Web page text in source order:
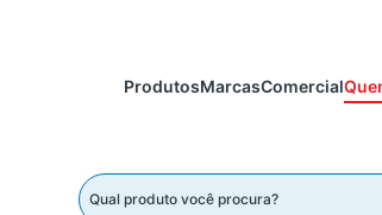
ProdutosMarcasComercial